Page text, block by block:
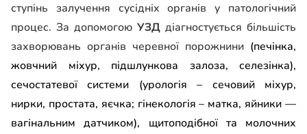
ступінь залучення сусідніх органів у патологічний
процес. За допомогою УЗД діагностується більшість
захворювань органів черевної порожнини (печінка,
жовчний міхур, підшлункова залоза, селезінка),
сечостатевої системи (урологія – сечовий міхур,
нирки, простата, яєчка; гінекологія – матка, яйники —
вагінальним датчиком), щитоподібної та молочних